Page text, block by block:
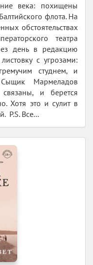
века: похищены
флота. На
обстоятельствах
театра
день в редакцию
с угрозами:
студнем, и
Мармеладов
и берется
Хотя это и сулит в
P.S. Все...